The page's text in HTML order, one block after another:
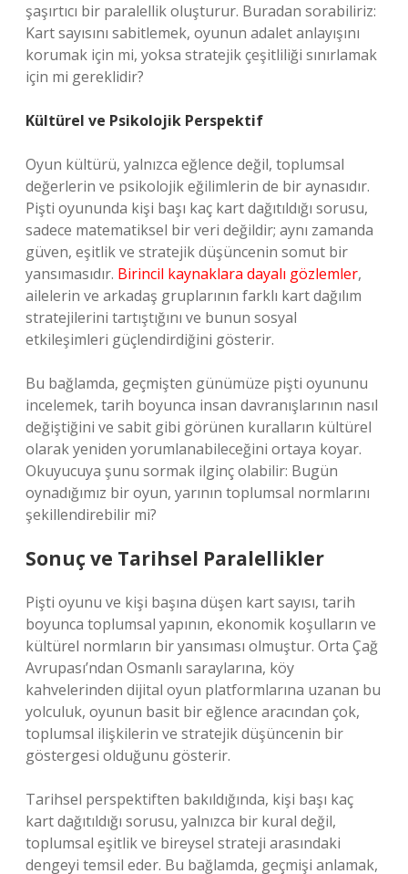
şaşırtıcı bir paralellik oluşturur. Buradan sorabiliriz:
Kart sayısını sabitlemek, oyunun adalet anlayışını
korumak için mi, yoksa stratejik çeşitliliği sınırlamak
için mi gereklidir?
Kültürel ve Psikolojik Perspektif
Oyun kültürü, yalnızca eğlence değil, toplumsal
değerlerin ve psikolojik eğilimlerin de bir aynasıdır.
Pişti oyununda kişi başı kaç kart dağıtıldığı sorusu,
sadece matematiksel bir veri değildir; aynı zamanda
güven, eşitlik ve stratejik düşüncenin somut bir
yansımasıdır. Birincil kaynaklara dayalı gözlemler,
ailelerin ve arkadaş gruplarının farklı kart dağılım
stratejilerini tartıştığını ve bunun sosyal
etkileşimleri güçlendirdiğini gösterir.
Bu bağlamda, geçmişten günümüze pişti oyununu
incelemek, tarih boyunca insan davranışlarının nasıl
değiştiğini ve sabit gibi görünen kuralların kültürel
olarak yeniden yorumlanabileceğini ortaya koyar.
Okuyucuya şunu sormak ilginç olabilir: Bugün
oynadığımız bir oyun, yarının toplumsal normlarını
şekillendirebilir mi?
Sonuç ve Tarihsel Paralellikler
Pişti oyunu ve kişi başına düşen kart sayısı, tarih
boyunca toplumsal yapının, ekonomik koşulların ve
kültürel normların bir yansıması olmuştur. Orta Çağ
Avrupası’ndan Osmanlı saraylarına, köy
kahvelerinden dijital oyun platformlarına uzanan bu
yolculuk, oyunun basit bir eğlence aracından çok,
toplumsal ilişkilerin ve stratejik düşüncenin bir
göstergesi olduğunu gösterir.
Tarihsel perspektiften bakıldığında, kişi başı kaç
kart dağıtıldığı sorusu, yalnızca bir kural değil,
toplumsal eşitlik ve bireysel strateji arasındaki
dengeyi temsil eder. Bu bağlamda, geçmişi anlamak,